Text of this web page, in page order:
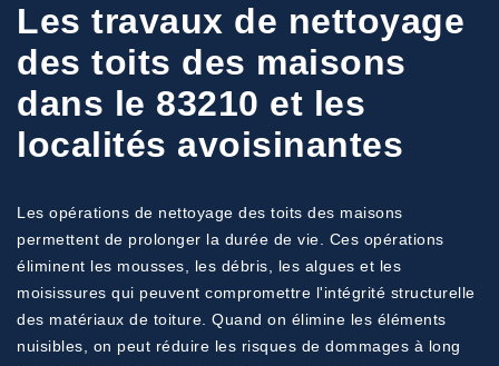
Les travaux de nettoyage
des toits des maisons
dans le 83210 et les
localités avoisinantes
Les opérations de nettoyage des toits des maisons
permettent de prolonger la durée de vie. Ces opérations
éliminent les mousses, les débris, les algues et les
moisissures qui peuvent compromettre l'intégrité structurelle
des matériaux de toiture. Quand on élimine les éléments
nuisibles, on peut réduire les risques de dommages à long